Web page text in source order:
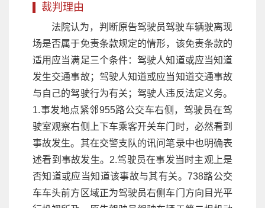
裁判理由
法院认为，判断原告驾驶员驾驶车辆驶离现
场是否属于免责条款规定的情形，该免责条款的
适用应当满足三个条件：驾驶人知道或应当知道
发生交通事故；驾驶人知道或应当知道交通事故
与自己的驾驶行为有关；驾驶人违反法定义务。
1.事发地点紧邻955路公交车右侧，驾驶员在驾
驶室观察右侧上下车乘客开关车门时，必然看到
事故发生。其在交警支队的讯问笔录中也明确表
述看到事故发生。2.驾驶员在事发当时主观上是
否知道或应当知道该事故与其有关。738路公交
车车头前方区域正为驾驶员右侧车门方向目光平